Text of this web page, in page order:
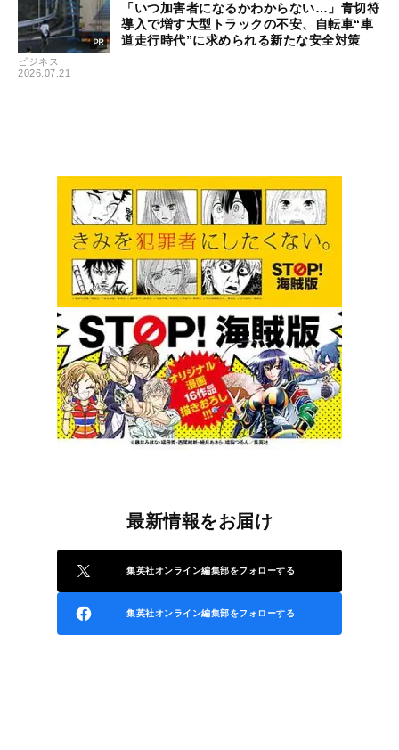
ビジネス
2026.07.21
「いつ加害者になるかわからない…」青切符
導入で増す大型トラックの不安、自転車“車
道走行時代”に求められる新たな安全対策
最新情報をお届け
集英社オンライン編集部をフォローする
集英社オンライン編集部をフォローする